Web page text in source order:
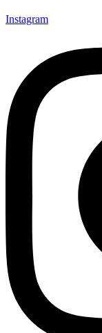
Instagram